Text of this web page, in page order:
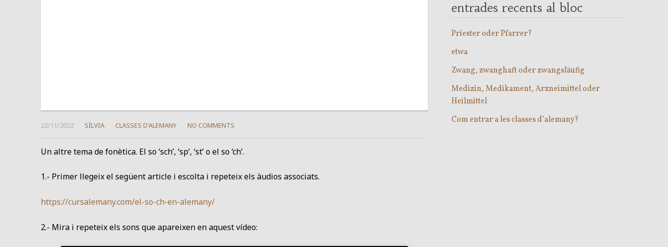
22/11/2022 SÍLVIA CLASSES D'ALEMANY NO COMMENTS
Un altre tema de fonètica. El so ‘sch’, ‘sp’, ‘st’ o el so ‘ch’.
1.- Primer llegeix el següent article i escolta i repeteix els àudios associats.
https://cursalemany.com/el-so-ch-en-alemany/
2.- Mira i repeteix els sons que apareixen en aquest vídeo:
entrades recents al bloc
Priester oder Pfarrer?
etwa
Zwang, zwanghaft oder zwangsläufig
Medizin, Medikament, Arzneimittel oder
Heilmittel
Com entrar a les classes d’alemany?